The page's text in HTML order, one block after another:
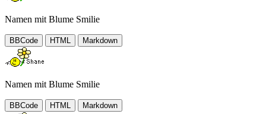
Namen mit Blume Smilie
BBCode HTML Markdown
Namen mit Blume Smilie
BBCode HTML Markdown